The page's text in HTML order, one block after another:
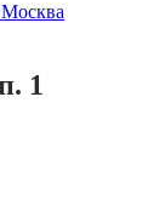
Москва
1